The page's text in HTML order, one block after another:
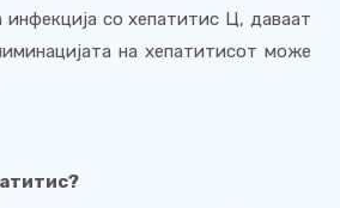
инфекција со хепатитис Ц, даваат
на хепатитисот може